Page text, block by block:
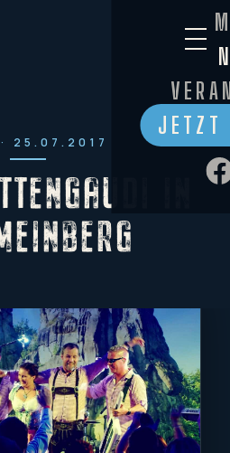
JETZT
· 25.07.2017
IN